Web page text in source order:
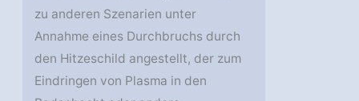
zu anderen Szenarien unter
Annahme eines Durchbruchs durch
den Hitzeschild angestellt, der zum
Eindringen von Plasma in den